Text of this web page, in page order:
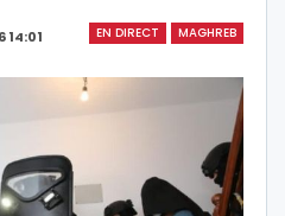
EN DIRECT MAGHREB
14:01